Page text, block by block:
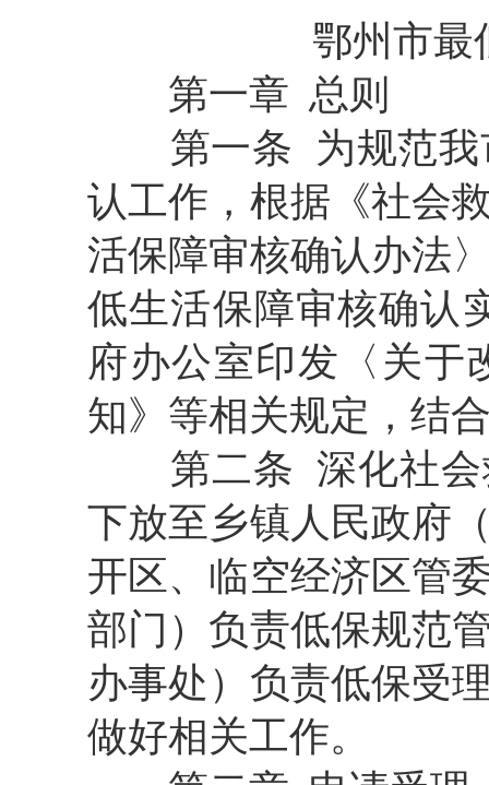
鄂州市最
第一章 总则
第一条 为规范
认工作，根据《社会
活保障审核确认办法
低生活保障审核确认
府办公室印发 〈 关于
知》等相关规定，结
第二条 深化社
下放至乡镇人民政府
开区、临空经济区管
部门） 负责低保规范
办事处）负责低保受
做好相关工作。